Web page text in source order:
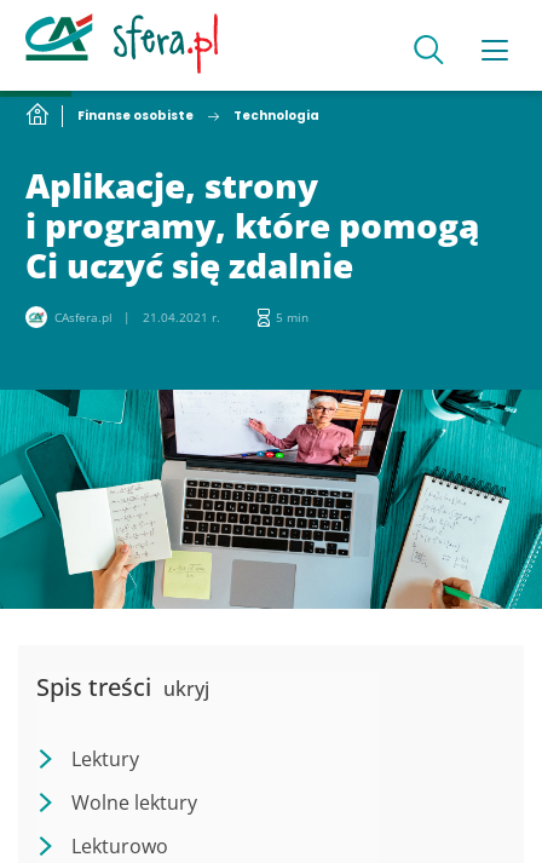
Finanse osobiste Technologia
Aplikacje, strony
i programy, które pomogą
Ci uczyć się zdalnie
CAsfera.pl 21.04.2021 r. 5 min
Spis treści ukryj
Lektury
Wolne lektury
Lekturowo